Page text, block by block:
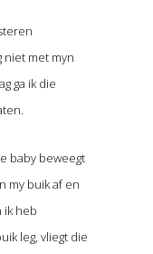
met myn
ga ik die
baby beweegt
my buik af en
ik heb
leg, vliegt die